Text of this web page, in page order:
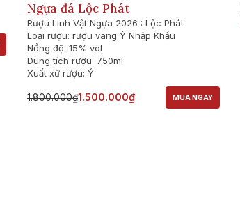
Ngựa đá Lộc Phát
Rượu Linh Vật Ngựa 2026 : Lộc Phát
Loại rượu: rượu vang Ý Nhập Khẩu
Nồng độ: 15% vol
Dung tích rượu: 750ml
Xuất xứ rượu: Ý
1.500.000₫
1.800.000₫ MUA NGAY